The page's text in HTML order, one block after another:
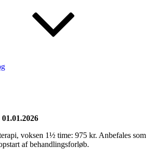
voksen 1½ time: 975 kr. Anbefales som
af behandlingsforløb.